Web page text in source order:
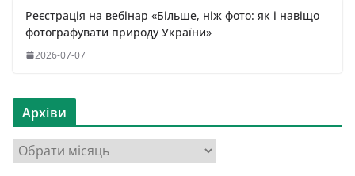
Реєстрація на вебінар «Більше, ніж фото: як і навіщо
фотографувати природу України»
2026-07-07
Архіви
р